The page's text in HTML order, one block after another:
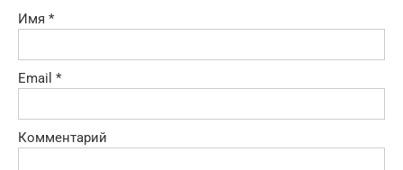
Имя *
Email *
Комментарий